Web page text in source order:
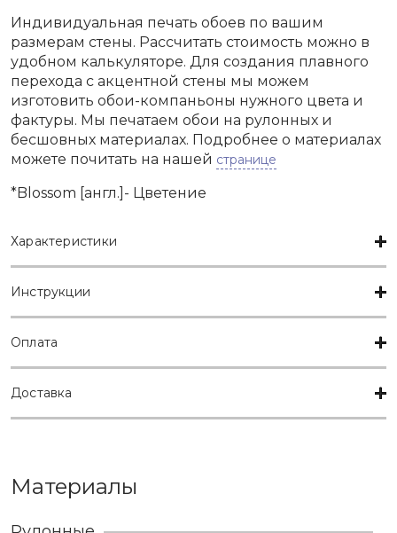
Индивидуальная печать обоев по вашим
размерам стены. Рассчитать стоимость можно в
удобном калькуляторе. Для создания плавного
перехода с акцентной стены мы можем
изготовить обои-компаньоны нужного цвета и
фактуры. Мы печатаем обои на рулонных и
бесшовных материалах. Подробнее о материалах
можете почитать на нашей странице
*Blossom [англ.]- Цветение
Характеристики
Инструкции
Оплата
Доставка
Материалы